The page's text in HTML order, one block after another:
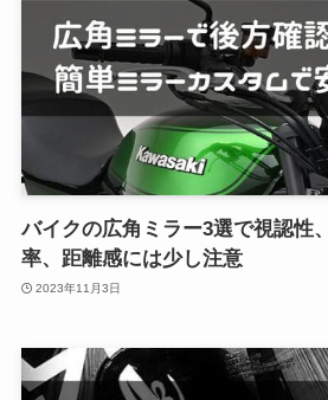
バイクの広角ミラー3選で視認性
率、距離感には少し注意
2023年11月3日